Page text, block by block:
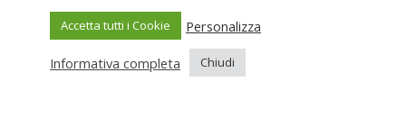
Copyright Lucca Intec © 2017-2025 • Tutti i diritti riservati •
c/o CCIAA Toscana Nord Ovest, Corte Campana 10, 55100
Accetta tutti i Cookie Personalizza
Informativa completa Chiudi